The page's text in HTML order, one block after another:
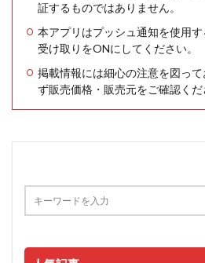
証するものではありません。
本アプリはプッシュ通知を使用
受け取りをONにしてください。
掲載情報には細心の注意を図っ
ず販売価格・販売元をご確認くだ